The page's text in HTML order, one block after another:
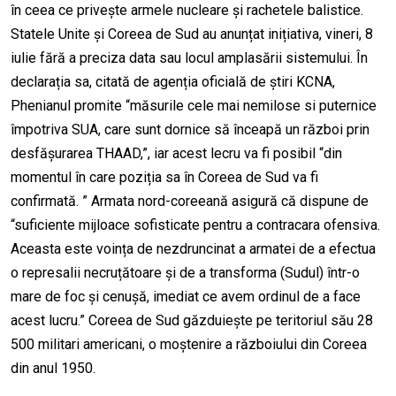
în ceea ce privește armele nucleare și rachetele balistice.
Statele Unite și Coreea de Sud au anunțat inițiativa, vineri, 8
iulie fără a preciza data sau locul amplasării sistemului. În
declarația sa, citată de agenția oficială de știri KCNA,
Phenianul promite “măsurile cele mai nemilose si puternice
împotriva SUA, care sunt dornice să înceapă un război prin
desfășurarea THAAD,”, iar acest lecru va fi posibil “din
momentul în care poziția sa în Coreea de Sud va fi
confirmată. ” Armata nord-coreeană asigură că dispune de
“suficiente mijloace sofisticate pentru a contracara ofensiva.
Aceasta este voința de nezdruncinat a armatei de a efectua
o represalii necruțătoare și de a transforma (Sudul) într-o
mare de foc și cenușă, imediat ce avem ordinul de a face
acest lucru.” Coreea de Sud găzduiește pe teritoriul său 28
500 militari americani, o moștenire a războiului din Coreea
din anul 1950.